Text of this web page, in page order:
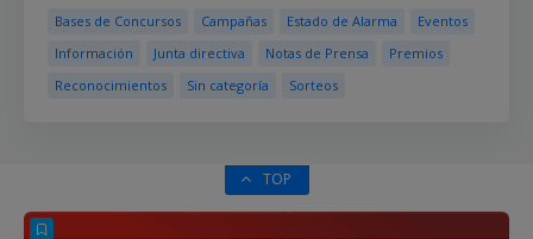
Bases de Concursos Campañas Estado de Alarma
Eventos
Información
Junta directiva Notas de Prensa
Premios
Reconocimientos
Sin categoría Sorteos
TOP